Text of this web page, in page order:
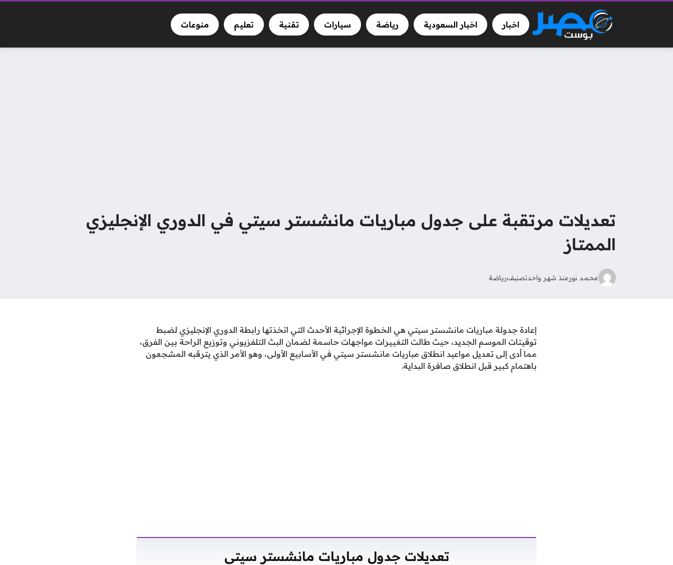
اخبار اخبار السعودية رياضة سيارات تقنية تعليم منوعات
تعديلات مرتقبة على جدول مباريات مانشستر سيتي في الدوري الإنجليزي
الممتاز
محمد نورمنذ شهر واحدتصنيفرياضة
إعادة جدولة مباريات مانشستر سيتي هي الخطوة الإجرائية الأحدث التي اتخذتها رابطة الدوري الإنجليزي لضبط
توقيتات الموسم الجديد، حيث طالت التغييرات مواجهات حاسمة لضمان البث التلفزيوني وتوزيع الراحة بين الفرق،
مما أدى إلى تعديل مواعيد انطلاق مباريات مانشستر سيتي في الأسابيع الأولى، وهو الأمر الذي يترقبه المشجعون
باهتمام كبير قبل انطلاق صافرة البداية.
تعديلات جدول مباريات مانشستر سيتي